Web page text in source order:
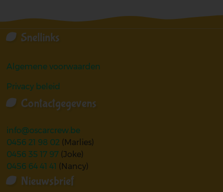
Snellinks
Algemene voorwaarden
Privacy beleid
Contactgegevens
info@oscarcrew.be
0456 21 98 02 (Marlies)
0456 35 17 97 (Joke)
0456 64 41 41 (Nancy)
Nieuwsbrief